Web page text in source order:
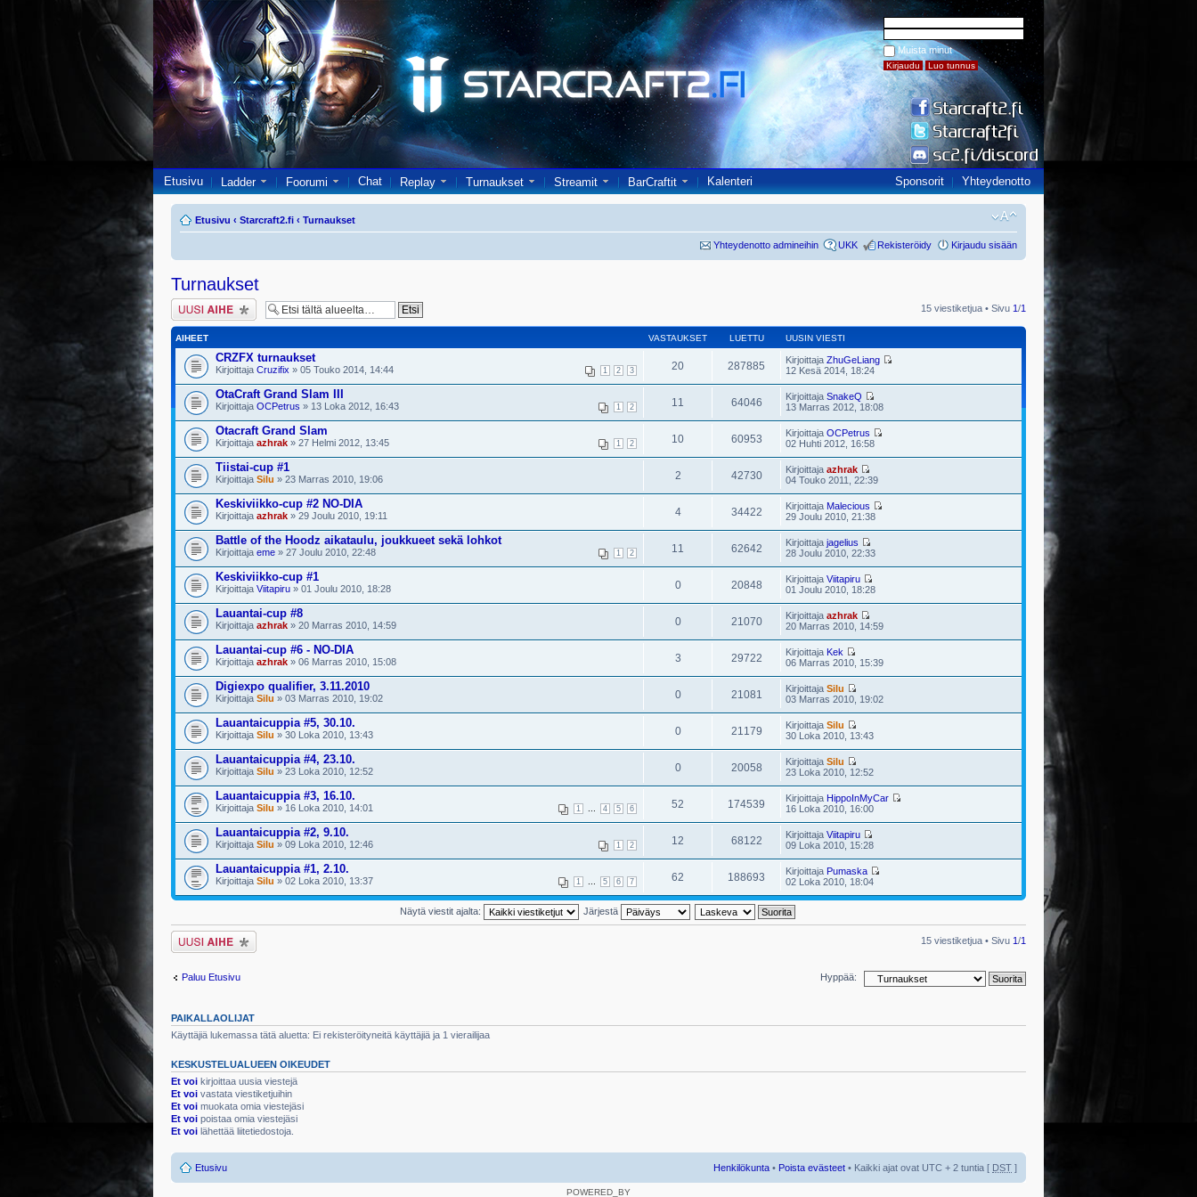
Muista minut
Etusivu Ladder Foorumi Chat Replay Turnaukset Streamit BarCraftit Kalenteri Sponsorit Yhteydenotto
Etusivu ‹ Starcraft2.fi ‹ Turnaukset
Yhteydenotto admineihin UKK Rekisteröidy Kirjaudu sisään
Turnaukset
Lähetä uusi viesti 15 viestiketjua • Sivu 1/1
AIHEET VASTAUKSET LUETTU UUSIN VIESTI
CRZFX turnaukset
1 2 3
Kirjoittaja Cruzifix » 05 Touko 2014, 14:44 20 287885 Kirjoittaja ZhuGeLiang
12 Kesä 2014, 18:24
OtaCraft Grand Slam III
1 2
Kirjoittaja OCPetrus » 13 Loka 2012, 16:43 11 64046 Kirjoittaja SnakeQ
13 Marras 2012, 18:08
Otacraft Grand Slam
1 2
Kirjoittaja azhrak » 27 Helmi 2012, 13:45 10 60953 Kirjoittaja OCPetrus
02 Huhti 2012, 16:58
Tiistai-cup #1
Kirjoittaja Silu » 23 Marras 2010, 19:06 2 42730 Kirjoittaja azhrak
04 Touko 2011, 22:39
Keskiviikko-cup #2 NO-DIA
Kirjoittaja azhrak » 29 Joulu 2010, 19:11 4 34422 Kirjoittaja Malecious
29 Joulu 2010, 21:38
Battle of the Hoodz aikataulu, joukkueet sekä lohkot
1 2
Kirjoittaja eme » 27 Joulu 2010, 22:48 11 62642 Kirjoittaja jagelius
28 Joulu 2010, 22:33
Keskiviikko-cup #1
Kirjoittaja Viitapiru » 01 Joulu 2010, 18:28 0 20848 Kirjoittaja Viitapiru
01 Joulu 2010, 18:28
Lauantai-cup #8
Kirjoittaja azhrak » 20 Marras 2010, 14:59 0 21070 Kirjoittaja azhrak
20 Marras 2010, 14:59
Lauantai-cup #6 - NO-DIA
Kirjoittaja azhrak » 06 Marras 2010, 15:08 3 29722 Kirjoittaja Kek
06 Marras 2010, 15:39
Digiexpo qualifier, 3.11.2010
Kirjoittaja Silu » 03 Marras 2010, 19:02 0 21081 Kirjoittaja Silu
03 Marras 2010, 19:02
Lauantaicuppia #5, 30.10.
Kirjoittaja Silu » 30 Loka 2010, 13:43 0 21179 Kirjoittaja Silu
30 Loka 2010, 13:43
Lauantaicuppia #4, 23.10.
Kirjoittaja Silu » 23 Loka 2010, 12:52 0 20058 Kirjoittaja Silu
23 Loka 2010, 12:52
Lauantaicuppia #3, 16.10.
1 4 5 6
Kirjoittaja Silu » 16 Loka 2010, 14:01 52 174539 Kirjoittaja HippoInMyCar
16 Loka 2010, 16:00
Lauantaicuppia #2, 9.10.
1 2
Kirjoittaja Silu » 09 Loka 2010, 12:46 12 68122 Kirjoittaja Viitapiru
09 Loka 2010, 15:28
Lauantaicuppia #1, 2.10.
1 5 6 7
Kirjoittaja Silu » 02 Loka 2010, 13:37 62 188693 Kirjoittaja Pumaska
02 Loka 2010, 18:04
Näytä viestit ajalta: Järjestä
Lähetä uusi viesti 15 viestiketjua • Sivu 1/1
Paluu Etusivu Hyppää:
PAIKALLAOLIJAT
Käyttäjiä lukemassa tätä aluetta: Ei rekisteröityneitä käyttäjiä ja 1 vierailijaa
KESKUSTELUALUEEN OIKEUDET
Et voi kirjoittaa uusia viestejä
Et voi vastata viestiketjuihin
Et voi muokata omia viestejäsi
Et voi poistaa omia viestejäsi
Et voi lähettää liitetiedostoja.
Etusivu Henkilökunta • Poista evästeet • Kaikki ajat ovat UTC + 2 tuntia [ DST ]
POWERED_BY